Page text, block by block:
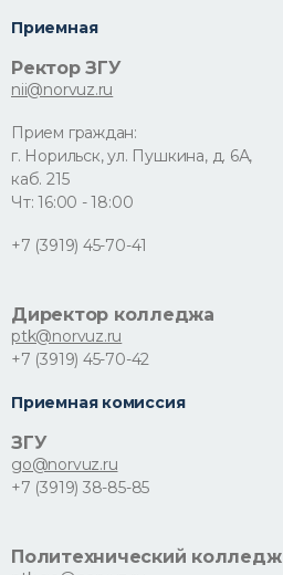
Приемная
Ректор ЗГУ
nii@norvuz.ru
Прием граждан:
г. Норильск, ул. Пушкина, д. 6А,
каб. 215
Чт: 16:00 - 18:00
+7 (3919) 45-70-41
Директор колледжа
ptk@norvuz.ru
+7 (3919) 45-70-42
Приемная комиссия
ЗГУ
go@norvuz.ru
+7 (3919) 38-85-85
Политехнический колледж